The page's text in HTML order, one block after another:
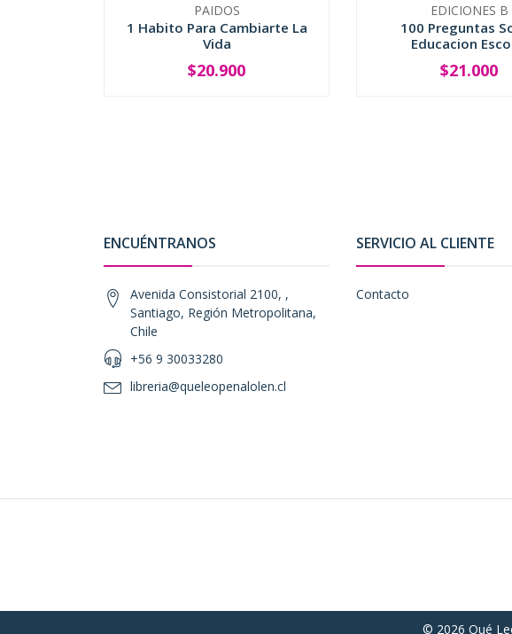
PAIDOS
1 Habito Para Cambiarte La
Vida
+
$20.900
EDICIONES B
100 Preguntas
Educacion
+
$21.000
ENCUÉNTRANOS
Avenida Consistorial 2100, ,
Santiago, Región Metropolitana,
Chile
+56 9 30033280
libreria@queleopenalolen.cl
SERVICIO AL CLIENTE
Contacto
© 2026 Qué